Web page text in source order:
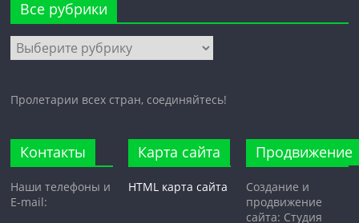
Все рубрики
Все
рубрики
Пролетарии всех стран, соединяйтесь!
Контакты
Наши телефоны и
E-mail:
Карта сайта
HTML карта сайта
Продвижение
Создание и
продвижение
сайта: Студия